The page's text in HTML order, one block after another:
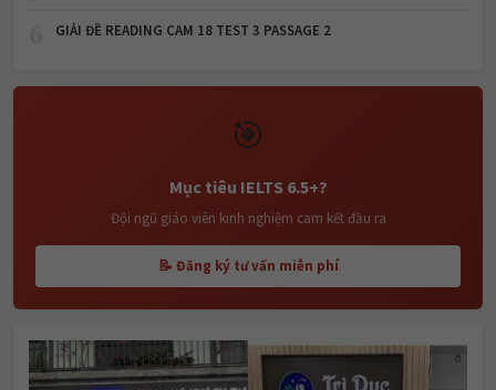
GIẢI ĐỀ READING CAM 18 TEST 3 PASSAGE 2
🎯
Mục tiêu IELTS 6.5+?
Đội ngũ giáo viên kinh nghiệm cam kết đầu ra
📝 Đăng ký tư vấn miễn phí